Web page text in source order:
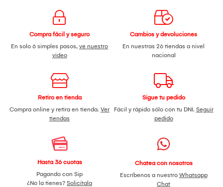
Compra fácil y seguro
En solo 6 simples pasos, ve nuestro
video
Cambios y devoluciones
En nuestras 26 tiendas a nivel
nacional
Retiro en tienda
Compra online y retira en tienda. Ver
tiendas
Sigue tu pedido
Fácil y rápido sólo con tu DNI. Seguir
pedido
Hasta 36 cuotas
Pagando con Sip
¿No la tienes? Solicítala
Chatea con nosotros
Escríbenos a nuestro Whatsapp
Chat